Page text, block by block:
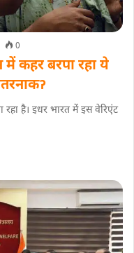
0
कहर बरपा रहा ये
रहा है। इधर भारत में इस वेरिएंट